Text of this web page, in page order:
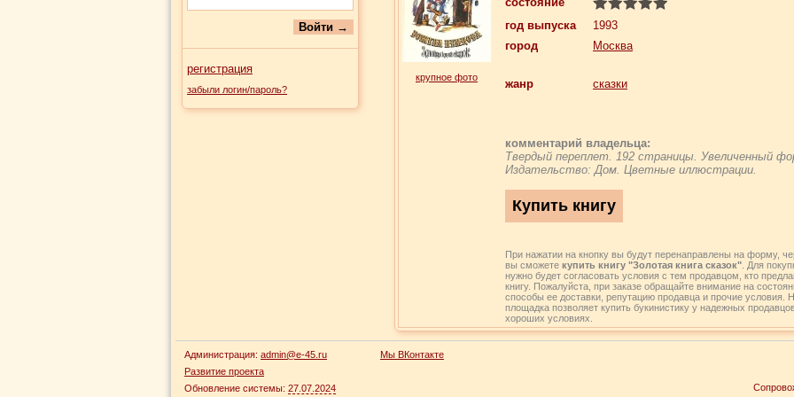
регистрация
забыли логин/пароль?
крупное фото
год выпуска
1993
город
Москва
жанр сказки
комментарий владельца:
Твердый переплет. 192 страницы. Увеличенный
Издательство: Дом. Цветные иллюстрации.
При нажатии на кнопку вы будут перенаправлены на форму,
вы сможете купить книгу "Золотая книга сказок" . Для
нужно будет согласовать условия с тем продавцом, кто
книгу. Пожалуйста, при заказе обращайте внимание на
способы ее доставки, репутацию продавца и прочие условия.
площадка позволяет купить букинистику у надежных
хороших условиях.
Администрация: admin@e-45.ru
Развитие проекта
Обновление системы: 27.07.2024
Мы ВКонтакте